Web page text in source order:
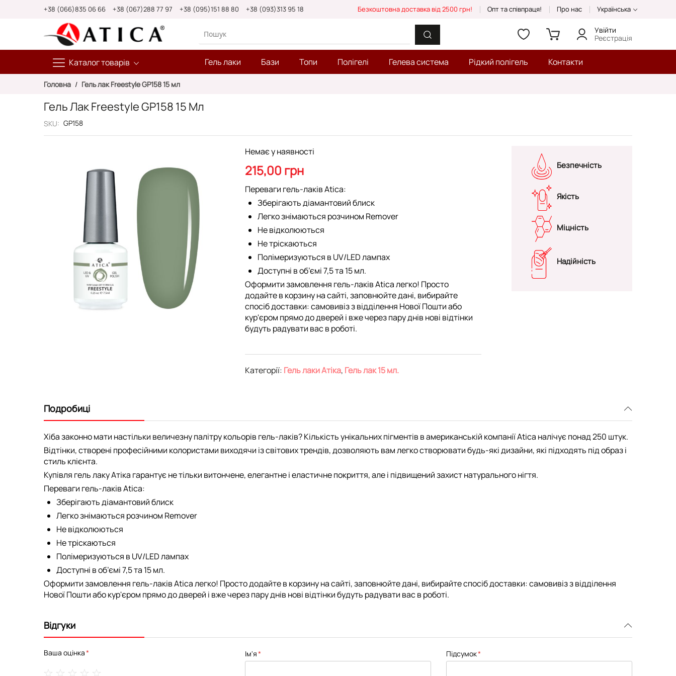
+38 (066)835 06 66 +38 (067)288 77 97 +38 (095)151 88 80 +38 (093)313 95 18 Безкоштовна доставка від 2500 грн! Опт та співпраця! Про нас Українська
Каталог товарів
Увійти
Реєстрація
Гель лаки Бази Топи Полігелі Гелева система Рідкий полігель Контакти
Головна Гель лак Freestyle GP158 15 мл
Гель Лак Freestyle GP158 15 Мл
SKU GP158
Немає у наявності
215,00 грн
Переваги гель-лаків Atica:
Зберігають діамантовий блиск
Легко знімаються розчином Remover
Не відколюються
Не тріскаються
Полімеризуються в UV/LED лампах
Доступні в об’ємі 7,5 та 15 мл.
Оформити замовлення гель-лаків Atica легко! Просто
додайте в корзину на сайті, заповнюйте дані, вибирайте
спосіб доставки: самовивіз з відділення Нової Пошти або
кур'єром прямо до дверей і вже через пару днів нові відтінки
будуть радувати вас в роботі.
Категорії: Гель лаки Атіка, Гель лак 15 мл.
Безпечність
Якість
Міцність
Надійність
Подробиці
Хіба законно мати настільки величезну палітру кольорів гель-лаків? Кількість унікальних пігментів в американській компанії Atica налічує понад 250 штук.
Відтінки, створені професійними колористами виходячи із світових трендів, дозволяють вам легко створювати будь-які дизайни, які підходять під образ і
стиль клієнта.
Купівля гель лаку Атіка гарантує не тільки витончене, елегантне і еластичне покриття, але і підвищений захист натурального нігтя.
Переваги гель-лаків Atica:
Зберігають діамантовий блиск
Легко знімаються розчином Remover
Не відколюються
Не тріскаються
Полімеризуються в UV/LED лампах
Доступні в об’ємі 7,5 та 15 мл.
Оформити замовлення гель-лаків Atica легко! Просто додайте в корзину на сайті, заповнюйте дані, вибирайте спосіб доставки: самовивіз з відділення
Нової Пошти або кур'єром прямо до дверей і вже через пару днів нові відтінки будуть радувати вас в роботі.
Відгуки
Ваша оцінка Ім'я Підсумок